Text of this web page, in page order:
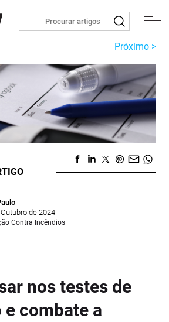
Próximo >
de 2024
Contra Incêndios
nos testes de
e combate a